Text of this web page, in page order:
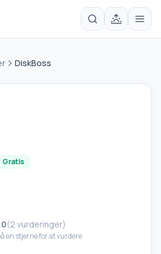
DiskBoss
Gratis
(2 vurderinger)
en stjerne for at vurdere